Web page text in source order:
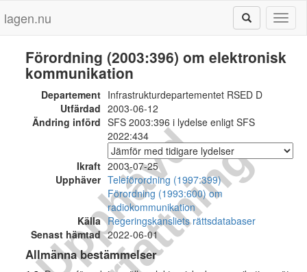
lagen.nu
U
p
p
h
ä
v
d
f
ö
r
f
a
t
t
n
i
n
g
Förordning (2003:396) om elektronisk
kommunikation
Departement Infrastrukturdepartementet RSED D
Utfärdad 2003-06-12
Ändring införd SFS 2003:396 i lydelse enligt SFS
2022:434
Ikraft 2003-07-25
Upphäver Teleförordning (1997:399)
Förordning (1993:600) om
radiokommunikation
Källa Regeringskansliets rättsdatabaser
Senast hämtad 2022-06-01
Allmänna bestämmelser